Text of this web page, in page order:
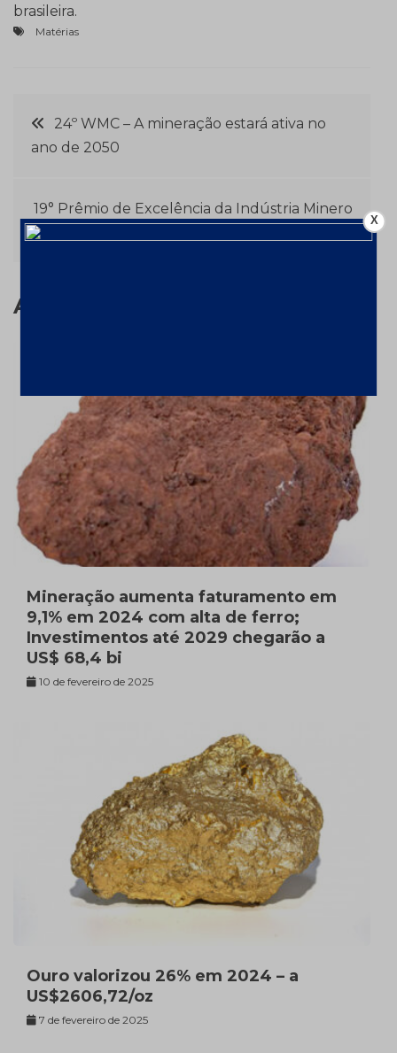
brasileira.
Matérias
Navegação
Post
24º WMC – A mineração estará ativa no
ano de 2050
19° Prêmio de Excelência da Indústria Minero
Assuntos relacionados
Mineração aumenta faturamento em
9,1% em 2024 com alta de ferro;
Investimentos até 2029 chegarão a
US$ 68,4 bi
10 de fevereiro de 2025
Ouro valorizou 26% em 2024 – a
US$2606,72/oz
7 de fevereiro de 2025
X